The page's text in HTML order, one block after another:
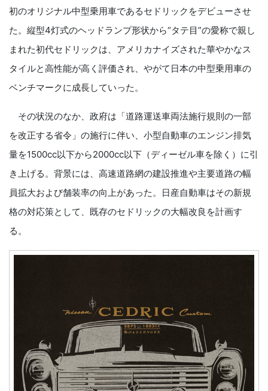
初のオリジナル中型乗用車であるセドリックをデビューさせ
た。縦型4灯式のヘッドランプ形状から“タテ目”の愛称で親し
まれた初代セドリックは、アメリカナイズされた華やかなス
タイルと高性能が高く評価され、やがて日本の中型乗用車の
ベンチマークに成長していった。
その状況のなか、政府は「道路運送車両法施行規則の一部
を改正する省令」の施行に伴い、小型自動車のエンジン排気
量を1500cc以下から2000cc以下（ディーゼル車を除く）に引
き上げる。背景には、高速道路網の建設推進や主要道路の幅
員拡大および舗装率の向上があった。日産自動車はその新規
格の対応策として、既存のセドリックの大幅改良を計画す
る。